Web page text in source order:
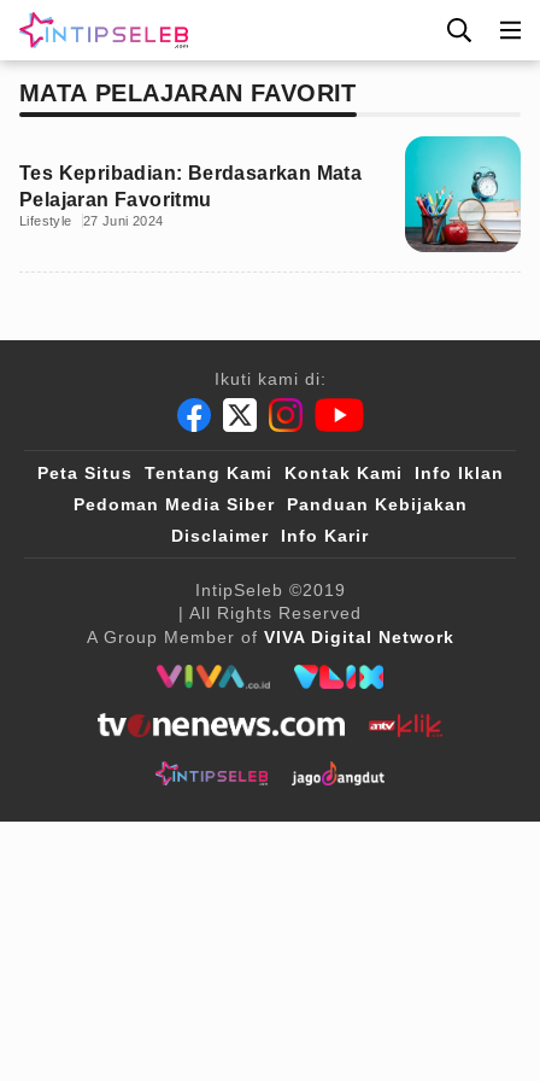
MATA PELAJARAN FAVORIT
Tes Kepribadian: Berdasarkan Mata
Pelajaran Favoritmu
Lifestyle 27 Juni 2024
Ikuti kami di:
Peta Situs Tentang Kami Kontak Kami
Info Iklan
Pedoman Media Siber
Panduan Kebijakan
Disclaimer
Info Karir
IntipSeleb ©2019
| All Rights Reserved
A Group Member of VIVA Digital Network